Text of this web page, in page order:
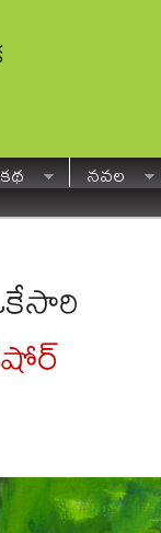
కథ
నవల